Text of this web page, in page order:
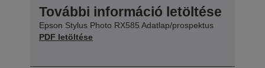
További információ letöltése
Epson Stylus Photo RX585 Adatlap/prospektus
PDF letöltése